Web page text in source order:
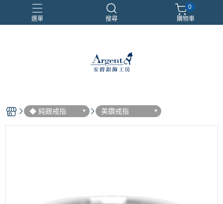
選單 搜尋
扁鍊 照片項鍊
0
購物車
◆ 純銀戒指 美鑽戒指